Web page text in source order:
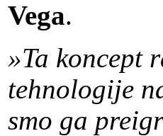
Vega.
»Ta koncept
tehnologije
smo ga